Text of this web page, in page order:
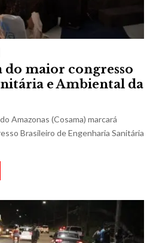
do maior congresso
e Ambiental da
Amazonas (Cosama) marcará
Brasileiro de Engenharia Sanitária